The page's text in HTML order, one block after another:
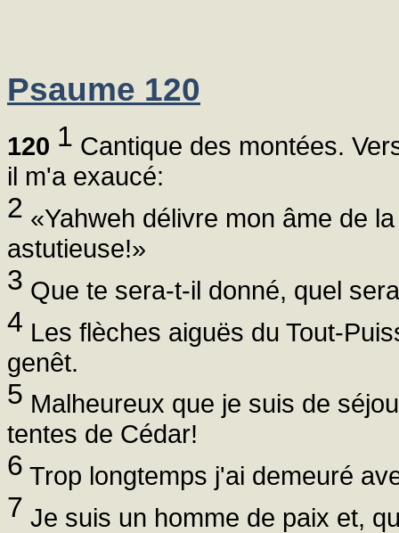
Psaume 120
120 1 Cantique des montées.
il m'a exaucé:
2 «Yahweh délivre mon âme de
astutieuse!»
3 Que te sera-t-il donné, quel
4 Les flèches aiguës du Tout-
genêt.
5 Malheureux que je suis de
tentes de Cédar!
6 Trop longtemps j'ai demeuré
7 Je suis un homme de paix et,